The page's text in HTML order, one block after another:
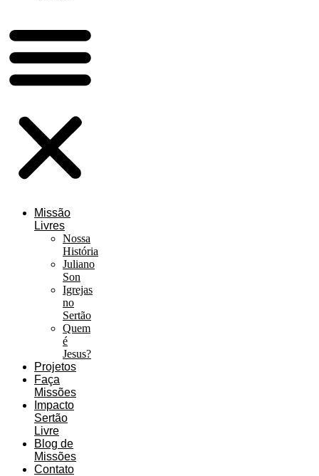
Missão
Livres
Nossa
História
Juliano
Son
Igrejas
no
Sertão
Quem
é
Jesus?
Projetos
Faça
Missões
Impacto
Sertão
Livre
Blog de
Missões
Contato